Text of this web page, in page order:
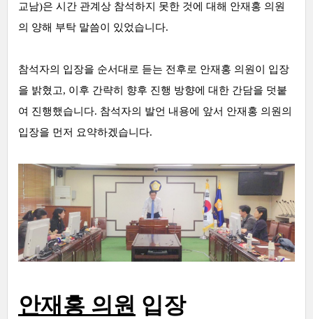
교남)은 시간 관계상 참석하지 못한 것에 대해 안재홍 의원
의 양해 부탁 말씀이 있었습니다.
참석자의 입장을 순서대로 듣는 전후로 안재홍 의원이 입장
을 밝혔고, 이후 간략히 향후 진행 방향에 대한 간담을 덧붙
여 진행했습니다. 참석자의 발언 내용에 앞서 안재홍 의원의
입장을 먼저 요약하겠습니다.
안재홍 의원 입장